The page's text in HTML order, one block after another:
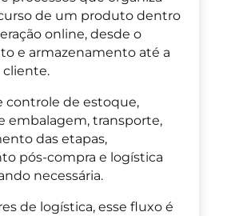
de um produto dentro
online, desde o
e armazenamento até a
cliente.
controle de estoque,
embalagem, transporte,
das etapas,
pós-compra e logística
necessária.
de logística, esse fluxo é